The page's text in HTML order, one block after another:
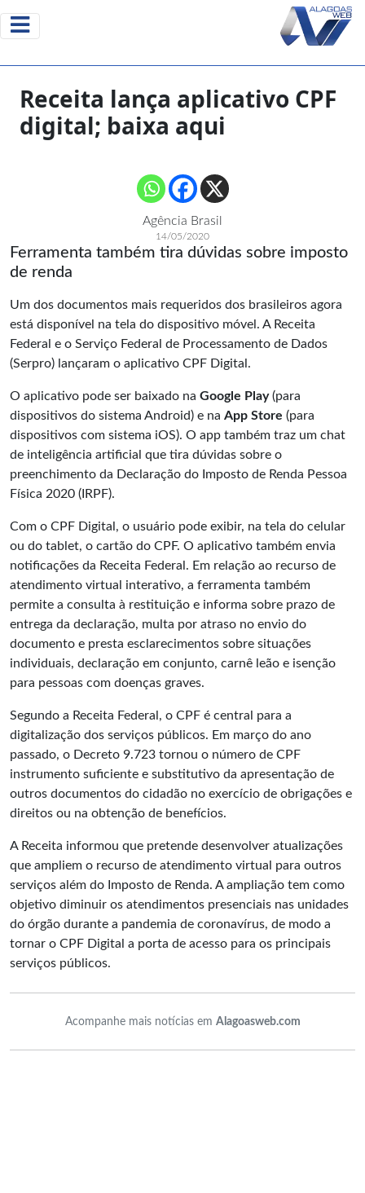
Receita lança aplicativo CPF
digital; baixa aqui
Agência Brasil
14/05/2020
Ferramenta também tira dúvidas sobre imposto
de renda
Um dos documentos mais requeridos dos brasileiros agora
está disponível na tela do dispositivo móvel. A Receita
Federal e o Serviço Federal de Processamento de Dados
(Serpro) lançaram o aplicativo CPF Digital.
O aplicativo pode ser baixado na Google Play(para
dispositivos do sistema Android) e na App Store (para
dispositivos com sistema iOS). O app também traz um chat
de inteligência artificial que tira dúvidas sobre o
preenchimento da Declaração do Imposto de Renda Pessoa
Física 2020 (IRPF).
Com o CPF Digital, o usuário pode exibir, na tela do celular
ou do tablet, o cartão do CPF. O aplicativo também envia
notificações da Receita Federal. Em relação ao recurso de
atendimento virtual interativo, a ferramenta também
permite a consulta à restituição e informa sobre prazo de
entrega da declaração, multa por atraso no envio do
documento e presta esclarecimentos sobre situações
individuais, declaração em conjunto, carnê leão e isenção
para pessoas com doenças graves.
Segundo a Receita Federal, o CPF é central para a
digitalização dos serviços públicos. Em março do ano
passado, o Decreto 9.723 tornou o número de CPF
instrumento suficiente e substitutivo da apresentação de
outros documentos do cidadão no exercício de obrigações e
direitos ou na obtenção de benefícios.
A Receita informou que pretende desenvolver atualizações
que ampliem o recurso de atendimento virtual para outros
serviços além do Imposto de Renda. A ampliação tem como
objetivo diminuir os atendimentos presenciais nas unidades
do órgão durante a pandemia de coronavírus, de modo a
tornar o CPF Digital a porta de acesso para os principais
serviços públicos.
Acompanhe mais notícias em Alagoasweb.com